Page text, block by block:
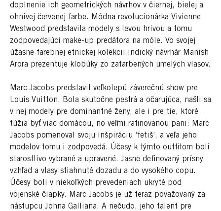
doplnenie ich geometrických návrhov v čiernej, bielej a
ohnivej červenej farbe. Módna revolucionárka Vivienne
Westwood predstavila modely s levou hrivou a tomu
zodpovedajúci make-up predátora na móle. Vo svojej
úžasne farebnej etnickej kolekcii indický návrhár Manish
Arora prezentuje klobúky zo zafarbených umelých vlasov.
Marc Jacobs predstavil veľkolepú záverečnú show pre
Louis Vuitton. Bola skutočne pestrá a očarujúca, našli sa
v nej modely pre dominantné ženy, ale i pre tie, ktoré
túžia byť viac domácou, no veľmi rafinovanou pani: Marc
Jacobs pomenoval svoju inšpiráciu ‘fetiš’, a veľa jeho
modelov tomu i zodpovedá. Účesy k týmto outfitom boli
starostlivo vybrané a upravené. Jasne definovaný prísny
vzhľad a vlasy stiahnuté dozadu a do vysokého copu.
Účesy boli v niekoľkých prevedeniach ukryté pod
vojenské čiapky. Marc Jacobs je už teraz považovaný za
nástupcu Johna Galliana. A nečudo, jeho talent pre